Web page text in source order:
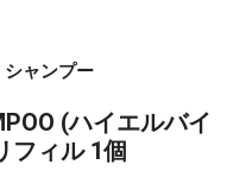
ャンプー
(ハイエルバイ
フィル 1個